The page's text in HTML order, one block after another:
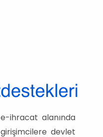
ihracat alanında
devlet